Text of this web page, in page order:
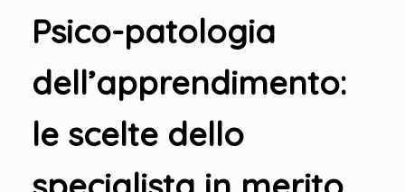
Psico-patologia
dell’apprendimento:
le scelte dello